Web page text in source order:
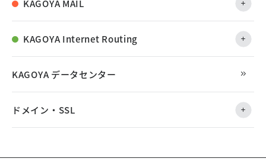
KAGOYA MAIL
KAGOYA Internet Routing
KAGOYA データセンター
ドメイン・SSL